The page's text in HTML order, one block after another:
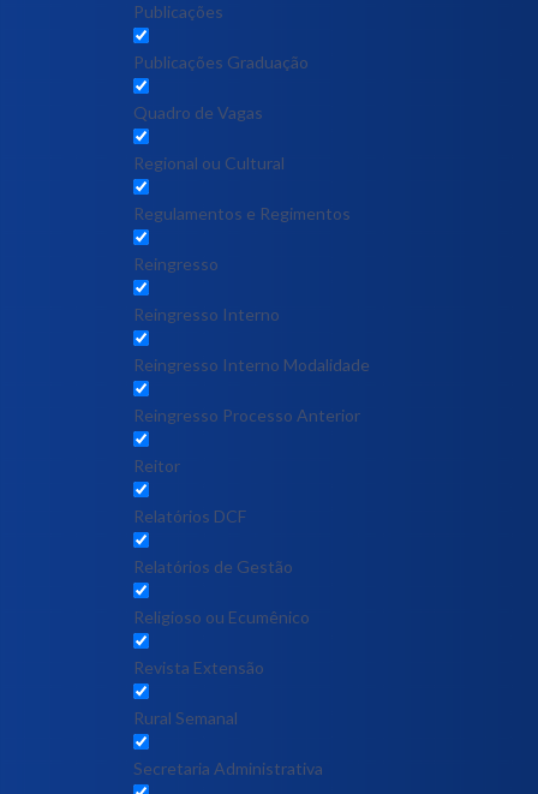
Publicações
Publicações Graduação
Quadro de Vagas
Regional ou Cultural
Regulamentos e Regimentos
Reingresso
Reingresso Interno
Reingresso Interno Modalidade
Reingresso Processo Anterior
Reitor
Relatórios DCF
Relatórios de Gestão
Religioso ou Ecumênico
Revista Extensão
Rural Semanal
Secretaria Administrativa